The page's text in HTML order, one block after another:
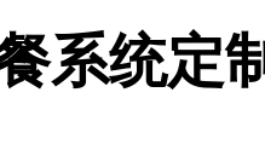
系统定